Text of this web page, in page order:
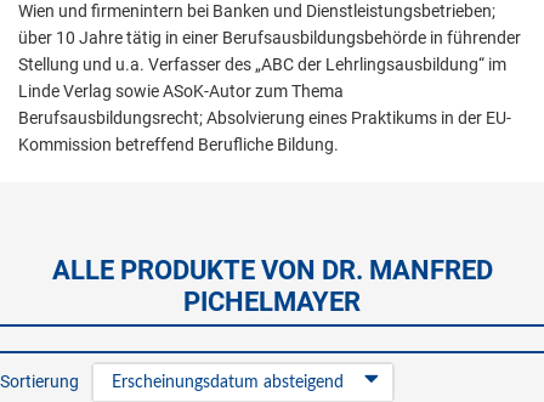
Wien und firmenintern bei Banken und Dienstleistungsbetrieben;
über 10 Jahre tätig in einer Berufsausbildungsbehörde in führender
Stellung und u.a. Verfasser des „ABC der Lehrlingsausbildung“ im
Linde Verlag sowie ASoK-Autor zum Thema
Berufsausbildungsrecht; Absolvierung eines Praktikums in der EU-
Kommission betreffend Berufliche Bildung.
ALLE PRODUKTE VON DR. MANFRED
PICHELMAYER
Sortierung Erscheinungsdatum absteigend